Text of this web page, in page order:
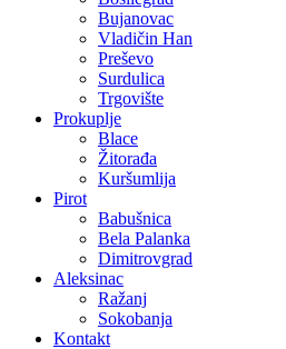
Bujanovac
Vladičin Han
Preševo
Surdulica
Trgovište
Prokuplje
Blace
Žitorađa
Kuršumlija
Pirot
Babušnica
Bela Palanka
Dimitrovgrad
Aleksinac
Ražanj
Sokobanja
Kontakt